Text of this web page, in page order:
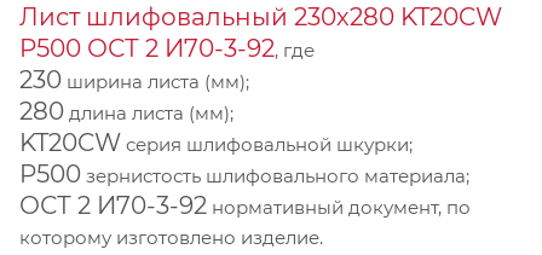
Лист шлифовальный 230х280 KT20CW
P500 ОСТ 2 И70-3-92, где
230 ширина листа (мм);
280 длина листа (мм);
KT20CW серия шлифовальной шкурки;
P500 зернистость шлифовального материала;
ОСТ 2 И70-3-92 нормативный документ, по
которому изготовлено изделие.